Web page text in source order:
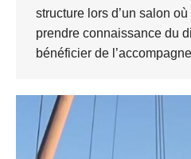
structure lors d’un salon
prendre connaissance du
bénéficier de